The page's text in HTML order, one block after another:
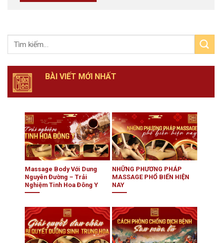
BÀI VIẾT MỚI NHẤT
Massage Body Với Dung
Nguyên Đường – Trải
Nghiệm Tinh Hoa Đông Y
NHỮNG PHƯƠNG PHÁP
MASSAGE PHỔ BIẾN HIỆN
NAY